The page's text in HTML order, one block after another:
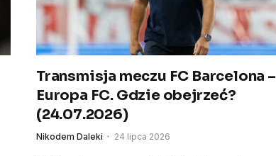
Transmisja meczu FC Barcelona –
Europa FC. Gdzie obejrzeć?
(24.07.2026)
Nikodem Daleki 24 lipca 2026